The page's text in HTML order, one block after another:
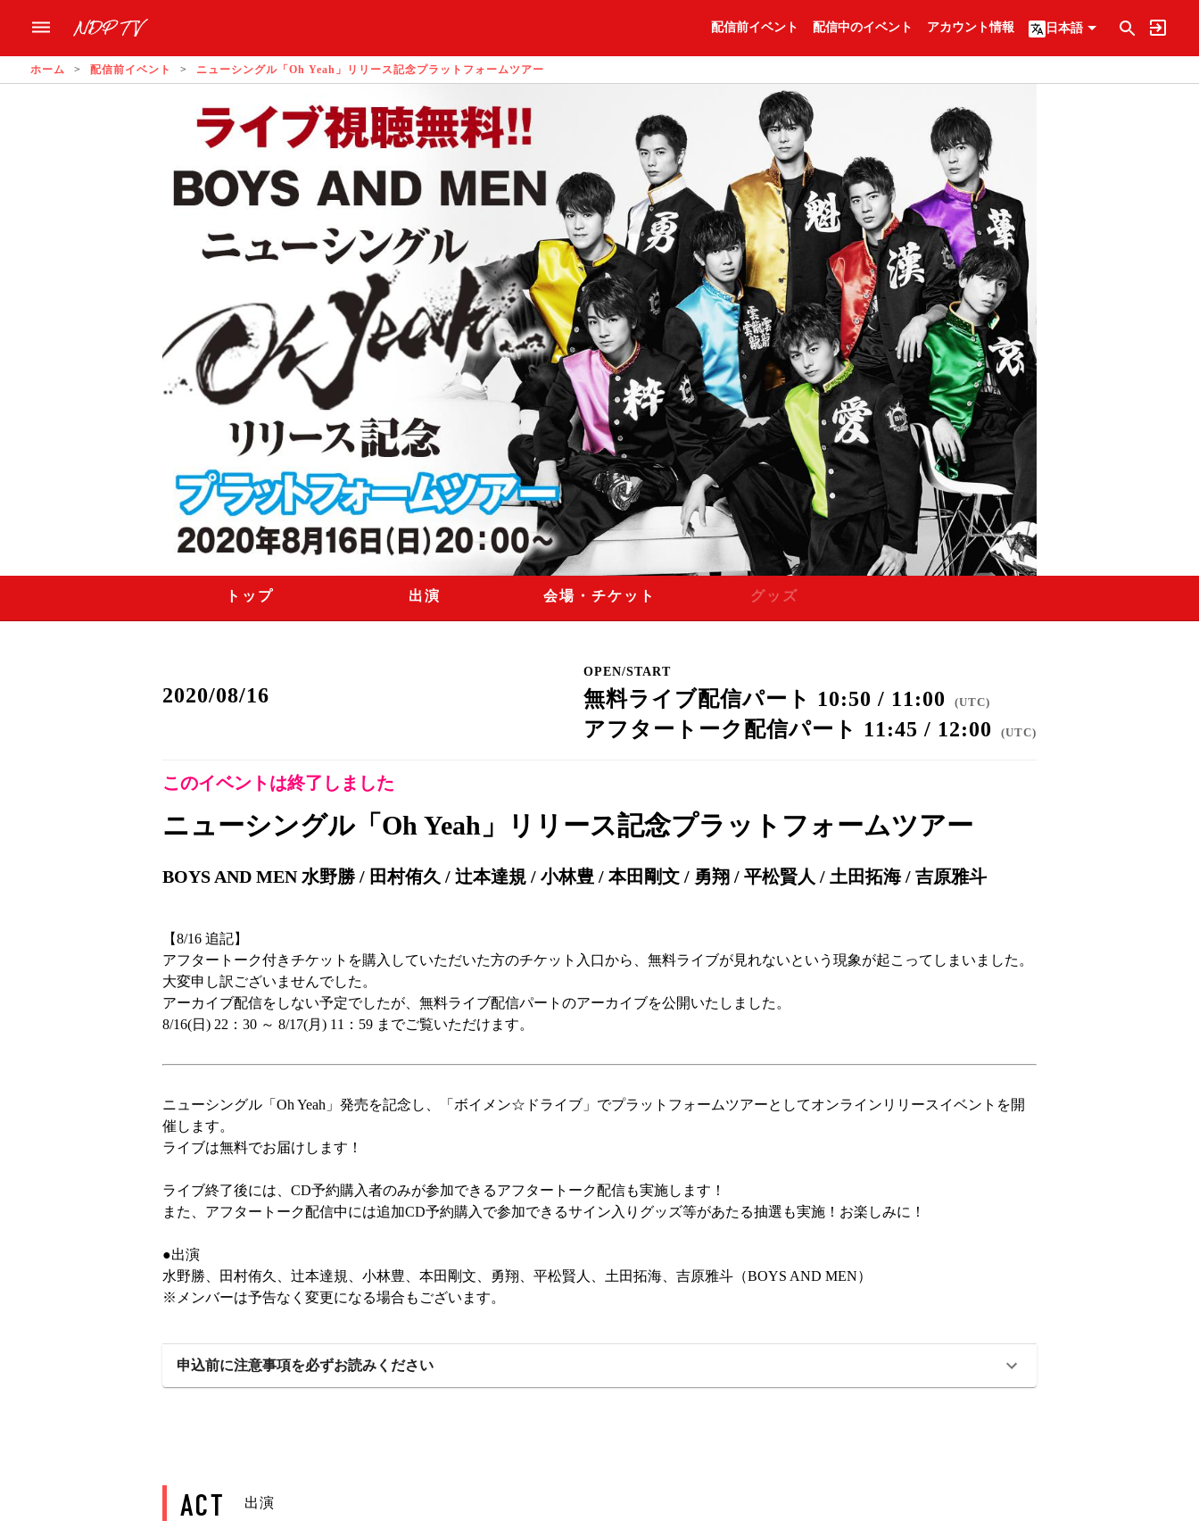
配信前イベント 配信中のイベント アカウント情報 日本語
ホーム 配信前イベント ニューシングル「Oh Yeah」リリース記念プラットフォームツアー
トップ 出演 会場・チケット グッズ
2020/08/16
OPEN/START
無料ライブ配信パート 10:50 / 11:00 (UTC)
アフタートーク配信パート 11:45 / 12:00 (UTC)
このイベントは終了しました
ニューシングル「Oh Yeah」リリース記念プラットフォームツアー
BOYS AND MEN 水野勝 / 田村侑久 / 辻本達規 / 小林豊 / 本田剛文 / 勇翔 / 平松賢人 / 土田拓海 / 吉原雅斗
【8/16 追記】
アフタートーク付きチケットを購入していただいた方のチケット入口から、無料ライブが見れないという現象が起こってしまいました。
大変申し訳ございませんでした。
アーカイブ配信をしない予定でしたが、無料ライブ配信パートのアーカイブを公開いたしました。
8/16(日) 22：30 ～ 8/17(月) 11：59 までご覧いただけます。
ニューシングル「Oh Yeah」発売を記念し、「ボイメン☆ドライブ」でプラットフォームツアーとしてオンラインリリースイベントを開
催します。
ライブは無料でお届けします！
ライブ終了後には、CD予約購入者のみが参加できるアフタートーク配信も実施します！
また、アフタートーク配信中には追加CD予約購入で参加できるサイン入りグッズ等があたる抽選も実施！お楽しみに！
●出演
水野勝、田村侑久、辻本達規、小林豊、本田剛文、勇翔、平松賢人、土田拓海、吉原雅斗（BOYS AND MEN）
※メンバーは予告なく変更になる場合もございます。
申込前に注意事項を必ずお読みください
ACT 出演